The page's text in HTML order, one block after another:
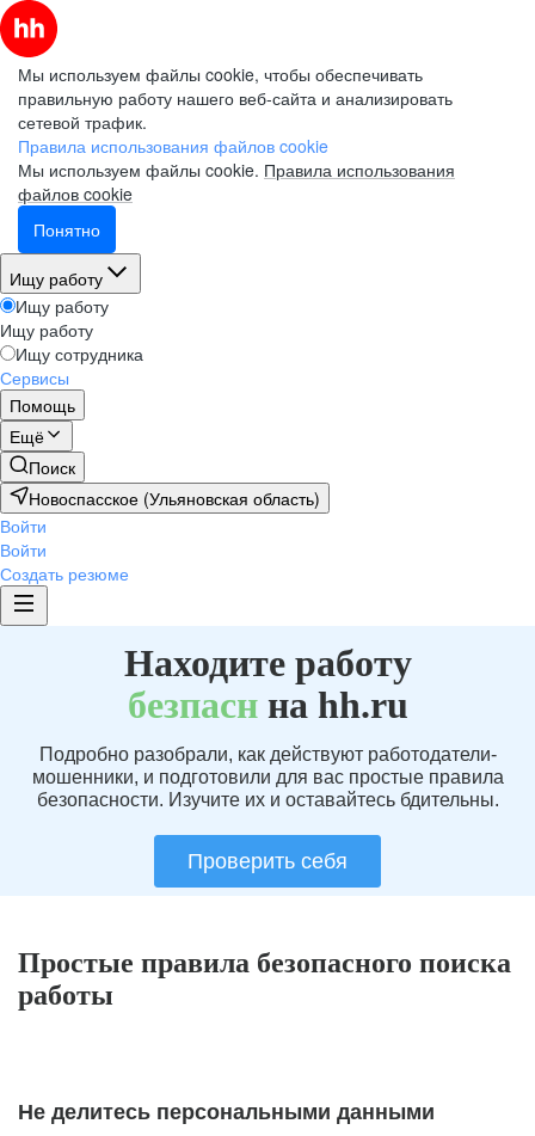
Мы используем файлы cookie, чтобы обеспечивать
правильную работу нашего веб-сайта и анализировать
сетевой трафик.
Правила использования файлов cookie
Мы используем файлы cookie. Правила использования
файлов cookie
Понятно
Ищу работу
Ищу работу
Ищу работу
Ищу сотрудника
Сервисы
Помощь
Ещё
Поиск
Новоспасское (Ульяновская область)
Войти
Войти
Создать резюме
Находите работу
безпаснна hh.ru
Подробно разобрали, как действуют работодатели-
мошенники, и подготовили для вас простые правила
безопасности. Изучите их и оставайтесь бдительны.
Проверить себя
Простые правила безопасного поиска
работы
Не делитесь персональными данными